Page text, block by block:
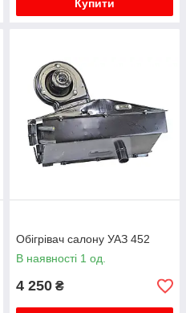
Купити
Обігрівач салону УАЗ 452
В наявності 1 од.
4 250 ₴